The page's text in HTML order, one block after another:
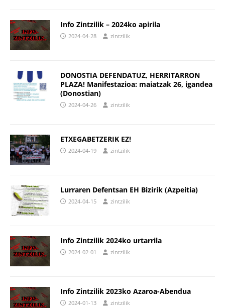
Info Zintzilik – 2024ko apirila
2024-04-28 zintzilik
DONOSTIA DEFENDATUZ, HERRITARRON
PLAZA! Manifestazioa: maiatzak 26, igandea
(Donostian)
2024-04-26 zintzilik
ETXEGABETZERIK EZ!
2024-04-19 zintzilik
Lurraren Defentsan EH Bizirik (Azpeitia)
2024-04-15 zintzilik
Info Zintzilik 2024ko urtarrila
2024-02-01 zintzilik
Info Zintzilik 2023ko Azaroa-Abendua
2024-01-13 zintzilik